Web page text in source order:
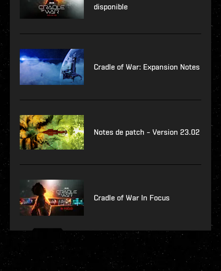
disponible
Cradle of War: Expansion Notes
Notes de patch – Version 23.02
Cradle of War In Focus